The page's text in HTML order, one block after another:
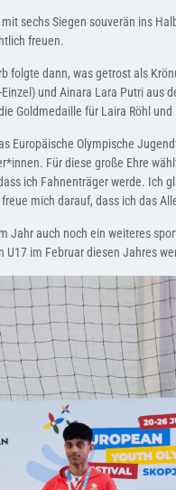
sechs Siegen souverän ins
freuen.
folgte dann, was getrost als
und Ainara Lara Putri aus
Goldmedaille für Laira Röhl
Europäische Olympische
Für diese große Ehre
ich Fahnenträger werde. Ich
mich darauf, dass ich das
Jahr auch noch ein weiteres
U17 im Februar diesen Jahres